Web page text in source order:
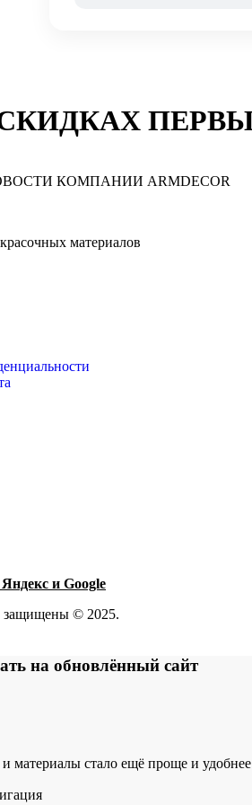
КОМПАНИИ ARMDECOR
материалов
и Google
защищены © 2025.
на обновлённый сайт
материалы стало ещё проще и